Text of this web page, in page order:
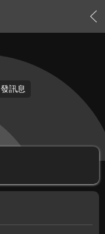
發訊息